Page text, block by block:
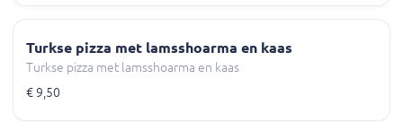
Turkse pizza met lamsshoarma en kaas
Turkse pizza met lamsshoarma en kaas
€ 9,50